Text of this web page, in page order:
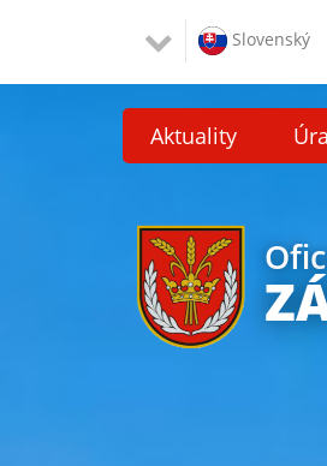
Slovenský
Aktuality